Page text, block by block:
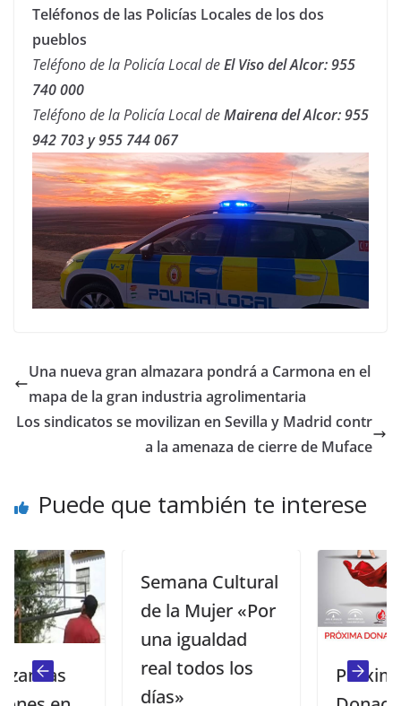
Teléfonos de las Policías Locales de los dos
pueblos
Teléfono de la Policía Local deEl Viso del Alcor: 955
740 000
Teléfono de la Policía Local deMairena del Alcor: 955
942 703 y 955 744 067
Una nueva gran almazara pondrá a Carmona en el
mapa de la gran industria agrolimentaria
Los sindicatos se movilizan en Sevilla y Madrid contr
a la amenaza de cierre de Muface
Puede que también te interese
Semana Cultural
de la Mujer «Por
una igualdad
real todos los
Próxima